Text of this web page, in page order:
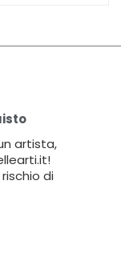
artista,
di